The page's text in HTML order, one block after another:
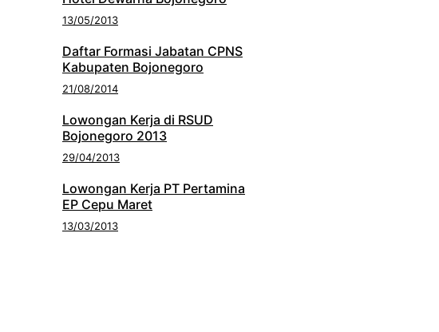
13/05/2013
Daftar Formasi Jabatan CPNS
Kabupaten Bojonegoro
21/08/2014
Lowongan Kerja di RSUD
Bojonegoro 2013
29/04/2013
Lowongan Kerja PT Pertamina
EP Cepu Maret
13/03/2013